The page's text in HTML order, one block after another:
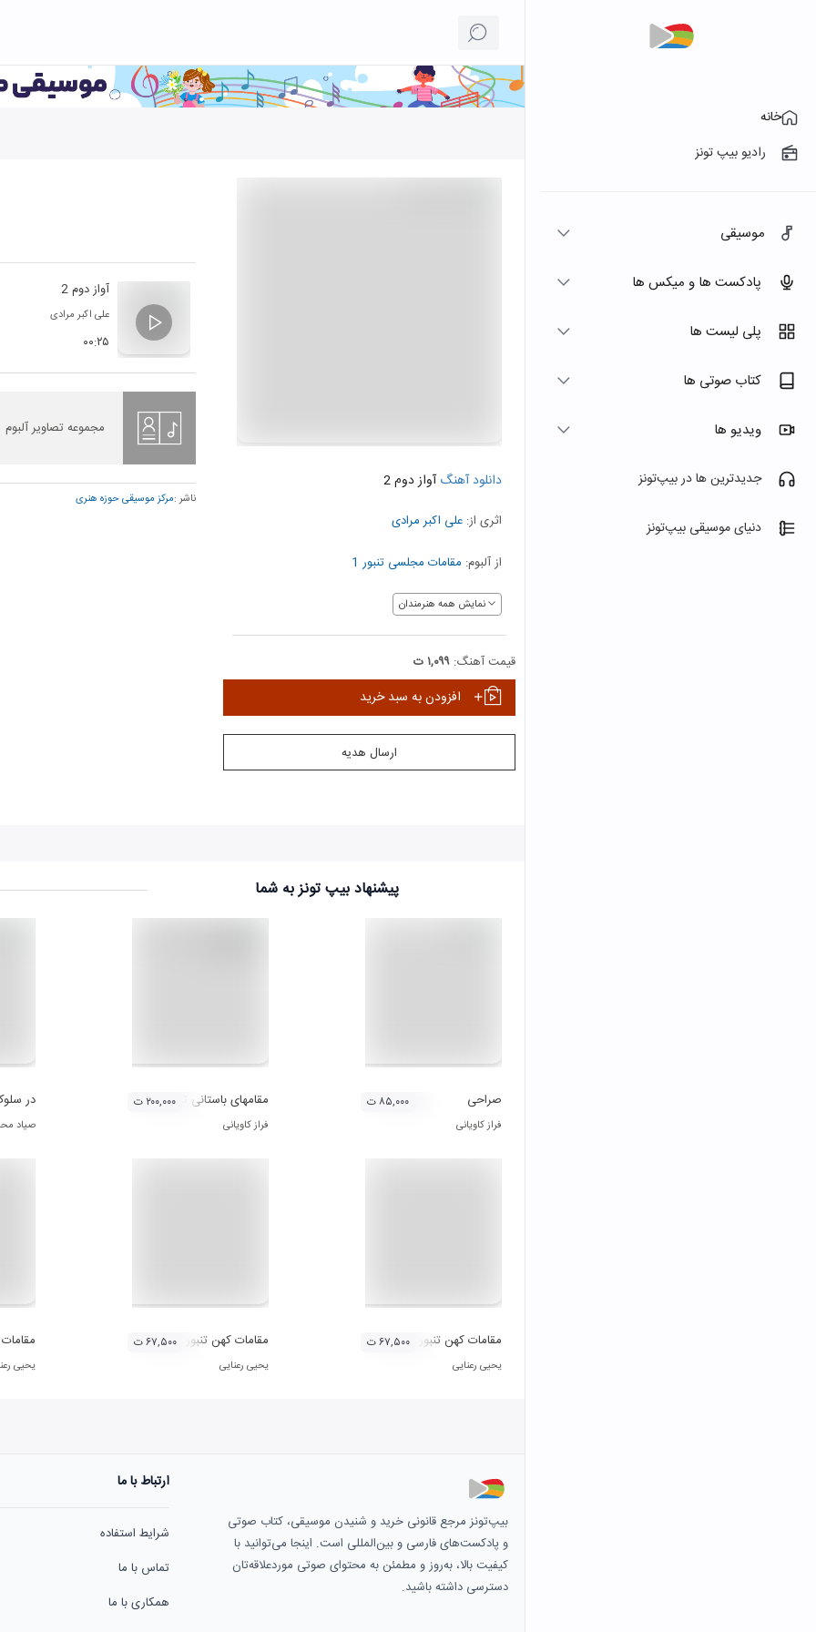
خانه
رادیو بیپ تونز
موسیقی
پادکست ها و میکس ها
پلی لیست ها
کتاب صوتی ها
ویدیو ها
جدیدترین ها در بیپ‌تونز
دنیای موسیقی بیپ‌تونز
دانلود آهنگآواز دوم 2
اثری از: علی اکبر مرادی
از آلبوم: مقامات مجلسی تنبور 1
نمایش همه هنرمندان
قیمت آهنگ: ۱,۰۹۹ ت
افزودن به سبد خرید
ارسال هدیه
آواز دوم 2
علی اکبر مرادی
۰۰:۲۵
مجموعه تصاویر آلبوم
ناشر :مرکز موسیقی حوزه هنری
پیشنهاد بیپ تونز به شما
صراحی
فراز کاویانی
۸۵,۰۰۰ ت مقامهای باستانی تنبور به روایت گوران
فراز کاویانی
۲۰۰,۰۰۰ ت در
صیاد
مقامات کهن تنبور ۵
یحیی رعنایی
۶۷,۵۰۰ ت مقامات کهن تنبور ۴
یحیی رعنایی
۶۷,۵۰۰ ت مقامات
یحیی
بیپ‌تونز مرجع قانونی خرید و شنیدن موسیقی، کتاب صوتی
و پادکست‌های فارسی و بین‌المللی است. اینجا می‌توانید با
کیفیت بالا، به‌روز و مطمئن به محتوای صوتی موردعلاقه‌تان
دسترسی داشته باشید.
ارتباط با ما
شرایط استفاده
تماس با ما
همکاری با ما